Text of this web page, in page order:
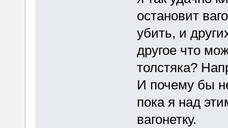
остановит
убить, и
другое что
толстяка?
И почему бы
пока я над
вагонетку.